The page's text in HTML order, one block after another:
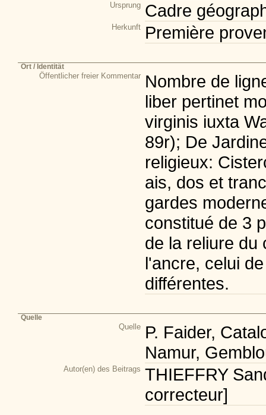
Ursprung Cadre
Herkunft Première
Ort / Identität
Öffentlicher freier Kommentar Nombre de
liber pertinet
virginis iuxta
89r); De
religieux:
ais, dos et
gardes
constitué de 3
de la reliure du
l'ancre, celui
différentes.
Quelle
Quelle P. Faider,
Namur,
Autor(en) des Beitrags THIEFFRY
correcteur]